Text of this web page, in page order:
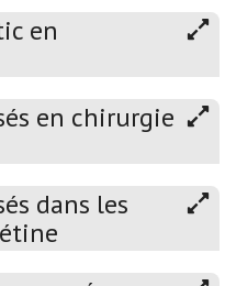
en
en chirurgie
dans les